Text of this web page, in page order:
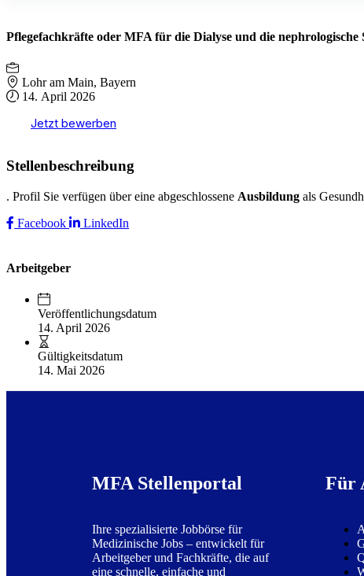
Pflegefachkräfte oder MFA für die Dialyse und die nephrologische
Lohr am Main, Bayern
14. April 2026
Jetzt bewerben
Stellenbeschreibung
. Profil Sie verfügen über eine abgeschlossene Ausbildung als
Facebook
LinkedIn
Arbeitgeber
Veröffentlichungsdatum
14. April 2026
Gültigkeitsdatum
14. Mai 2026
MFA Stellenportal
Ihre spezialisierte Jobbörse für
Medizinische Jobs – entwickelt für
Arbeitgeber und Fachkräfte, die auf
eine schnelle, einfache und
Für